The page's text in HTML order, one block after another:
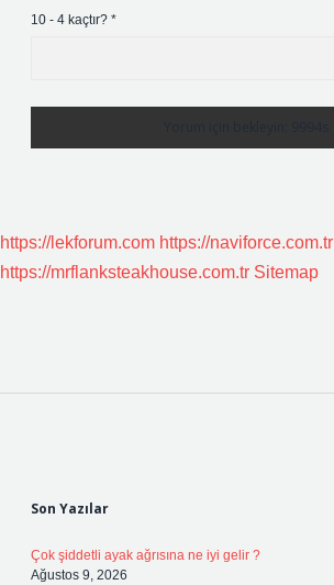
10 - 4 kaçtır? *
https://lekforum.com https://naviforce.com.tr
https://mrflanksteakhouse.com.tr Sitemap
Son Yazılar
Çok şiddetli ayak ağrısına ne iyi gelir ?
Ağustos 9, 2026